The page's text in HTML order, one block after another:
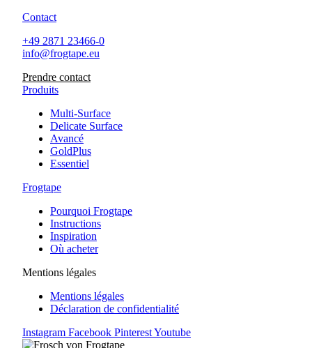
Contact
+49 2871 23466-0
info@frogtape.eu
Prendre contact
Produits
Multi-Surface
Delicate Surface
Avancé
GoldPlus
Essentiel
Frogtape
Pourquoi Frogtape
Instructions
Inspiration
Où acheter
Mentions légales
Mentions légales
Déclaration de confidentialité
Instagram Facebook PinterestYoutube